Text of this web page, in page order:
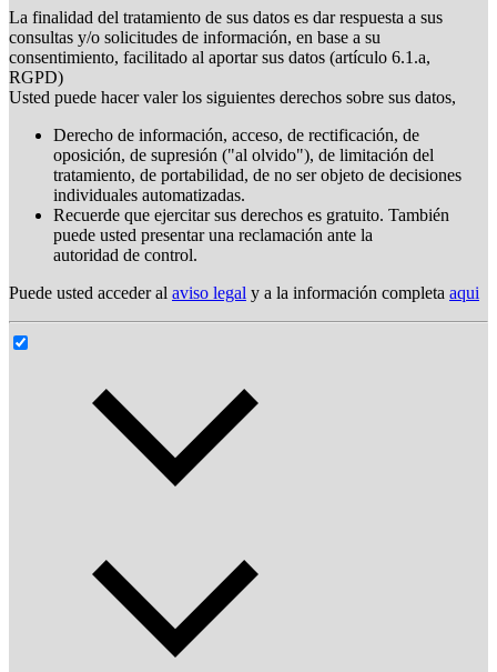
La finalidad del tratamiento de sus datos es dar respuesta a sus
consultas y/o solicitudes de información, en base a su
consentimiento, facilitado al aportar sus datos (artículo 6.1.a,
RGPD)
Usted puede hacer valer los siguientes derechos sobre sus datos,
Derecho de información, acceso, de rectificación, de
oposición, de supresión ("al olvido"), de limitación del
tratamiento, de portabilidad, de no ser objeto de decisiones
individuales automatizadas.
Recuerde que ejercitar sus derechos es gratuito. También
puede usted presentar una reclamación ante la
autoridad de control.
Puede usted acceder al aviso legal y a la información completa aqui